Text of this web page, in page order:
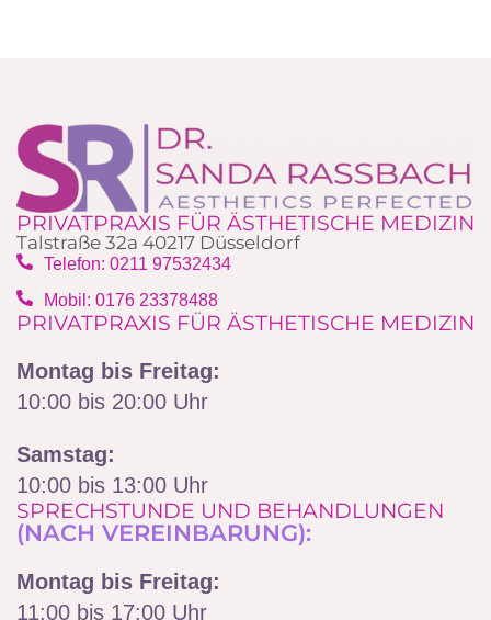
PRIVATPRAXIS FÜR ÄSTHETISCHE MEDIZIN
Talstraße 32a 40217 Düsseldorf
Telefon: 0211 97532434
Mobil: 0176 23378488‬
PRIVATPRAXIS FÜR ÄSTHETISCHE MEDIZIN
Montag bis Freitag:
10:00 bis 20:00 Uhr
Samstag:
10:00 bis 13:00 Uhr
SPRECHSTUNDE UND BEHANDLUNGEN
(NACH VEREINBARUNG):
Montag bis Freitag:
11:00 bis 17:00 Uhr